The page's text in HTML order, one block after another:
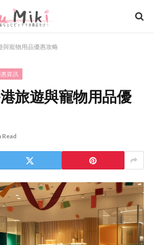
與寵物用品優惠攻略
資訊
旅遊與寵物用品優
Read